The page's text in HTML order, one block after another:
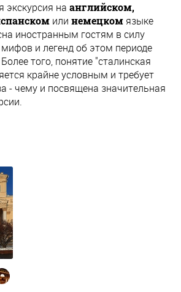
экскурсия на английском,
или немецком языке
иностранным гостям в силу
и легенд об этом периоде
того, понятие "сталинская
крайне условным и требует
- чему и посвящена значительная